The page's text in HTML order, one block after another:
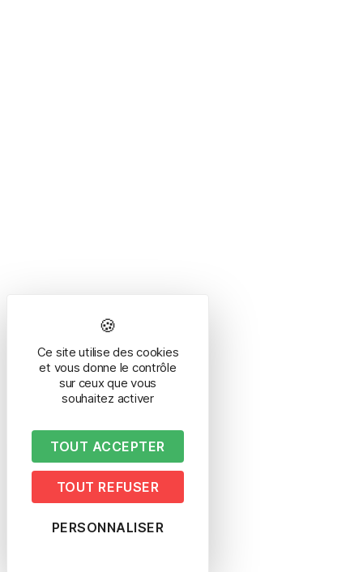
Ce site utilise des cookies
et vous donne le contrôle
sur ceux que vous
souhaitez activer
TOUT ACCEPTER
TOUT REFUSER
PERSONNALISER